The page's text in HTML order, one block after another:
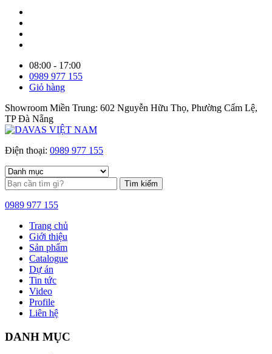
08:00 - 17:00
0989 977 155
Giỏ hàng
Showroom Miền Trung: 602 Nguyễn Hữu Thọ, Phường Cẩm Lệ,
TP Đà Nẵng
Điện thoại: 0989 977 155
Tìm kiếm
0989 977 155
Trang chủ
Giới thiệu
Sản phẩm
Catalogue
Dự án
Tin tức
Video
Profile
Liên hệ
DANH MỤC